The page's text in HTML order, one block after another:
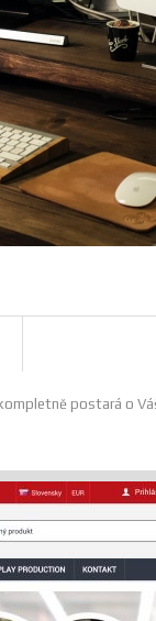
postará o